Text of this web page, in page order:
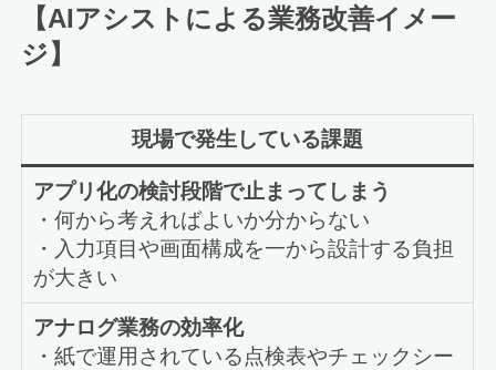
【AIアシストによる業務改善イメー
ジ】
現場で発生している課題
アプリ化の検討段階で止まってしまう
・何から考えればよいか分からない
・入力項目や画面構成を一から設計する負担
が大きい
アナログ業務の効率化
・紙で運用されている点検表やチェックシー